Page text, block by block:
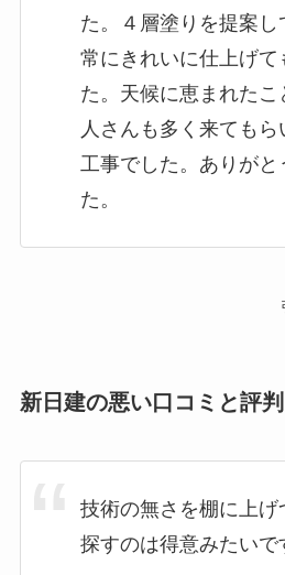
た。４層塗りを提案し
常にきれいに仕上げて
た。天候に恵まれたこ
人さんも多く来ても
工事でした。ありがと
た。
新日建の悪い口コミと評判
技術の無さを棚に上げ
探すのは得意みたいで